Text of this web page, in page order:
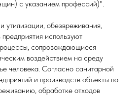
с указанием профессий)".
утилизации, обезвреживания,
используют
сопровождающиеся
воздействием на среду
человека. Согласно санитарной
и производств объекты по
обработке отходов